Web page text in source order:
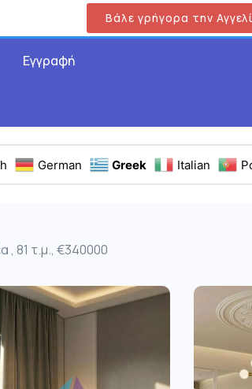
Βάλε γρήγορα την
Εγγραφή
German Greek Italian
, 81 τ.μ., €340000